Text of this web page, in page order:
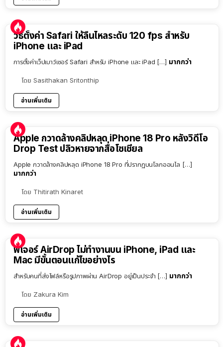
วิธีตั้งค่า Safari ให้ลื่นไหลระดับ 120 fps สำหรับ
iPhone และ iPad
การตั้งค่าเว็ปเบาว์เซอร์ Safari สำหรับ iPhone และ iPad […] มากกว่า
โดย Sasithakan Sritonthip
อ่านเพิ่มเติม
Apple กวาดล้างคลิปหลุด iPhone 18 Pro หลังวิดีโอ
Drop Test ปลิวหายจากสื่อโซเชียล
Apple กวาดล้างคลิปหลุด iPhone 18 Pro ที่ปรากฏบนโลกออนไล […]
มากกว่า
โดย Thitirath Kinaret
อ่านเพิ่มเติม
ฟีเจอร์ AirDrop ไม่ทำงานบน iPhone, iPad และ
Mac มีขั้นตอนแก้ไขอย่างไร
สำหรับคนที่ส่งไฟล์หรือรูปภาพผ่าน AirDrop อยู่เป็นประจำ […] มากกว่า
โดย Zakura Kim
อ่านเพิ่มเติม